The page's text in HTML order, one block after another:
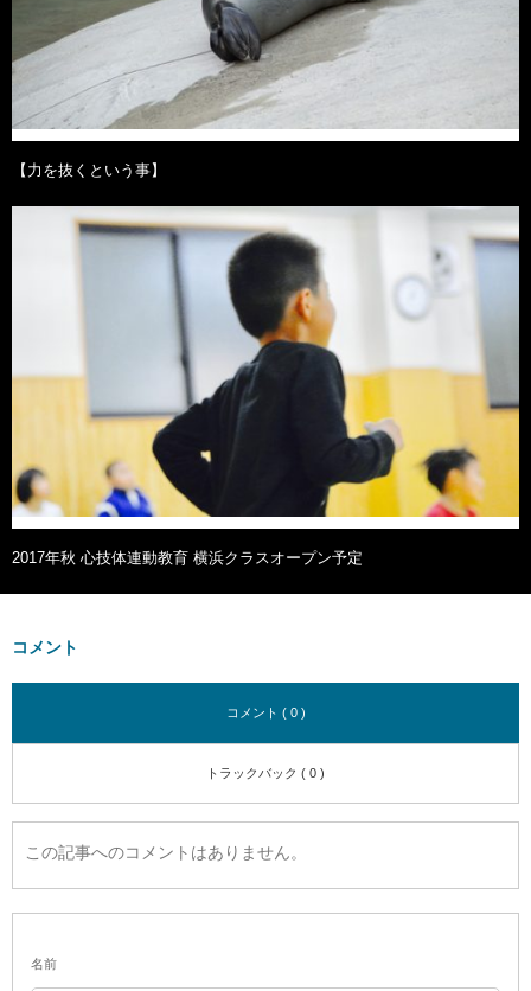
【力を抜くという事】
2017年秋 心技体連動教育 横浜クラスオープン予定
コメント
コメント ( 0 )
トラックバック ( 0 )
この記事へのコメントはありません。
名前